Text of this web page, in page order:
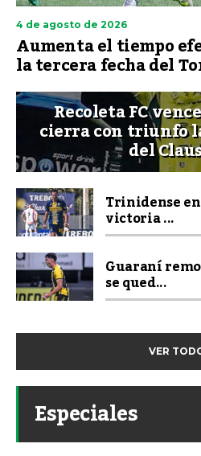
4 de agosto de 2026
Aumenta el tiempo
la tercera fecha del
Recoleta FC
cierra con triunfo
del
Trinidense
victoria ...
Guaraní
se qued...
VER
Especiales